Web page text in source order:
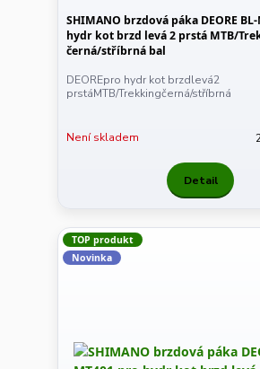
SHIMANO brzdová páka DEORE
hydr kot brzd levá 2 prstá MTB/
černá/stříbrná bal
DEOREpro hydr kot brzdlevá2
prstáMTB/Trekkingčerná/stříbrná
Není skladem
Detail
TOP produkt
Novinka